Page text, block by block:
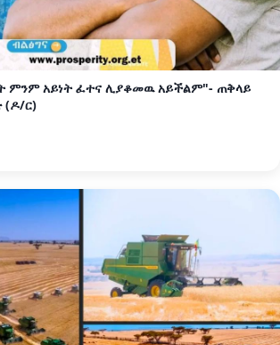
ምንም አይነት ፈተና ሊያቆመዉ አይችልም"- ጠቅላይ
(ዶ/ር)